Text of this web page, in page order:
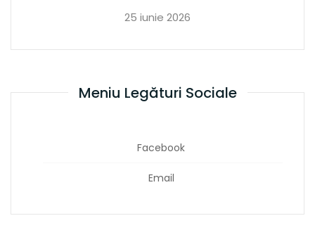
25 iunie 2026
Meniu Legături Sociale
Facebook
Email